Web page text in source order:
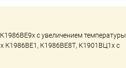
с увеличением температуры
К1986ВЕ1, К1986ВЕ8Т, К1901ВЦ1х с